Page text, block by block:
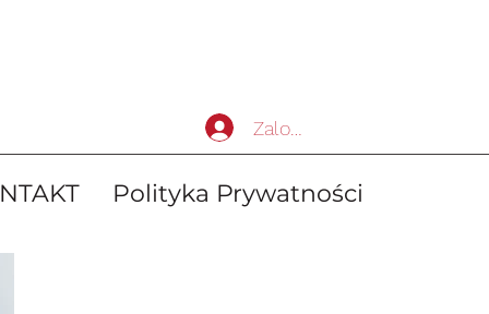
Polityka Prywatności
Zaloguj się